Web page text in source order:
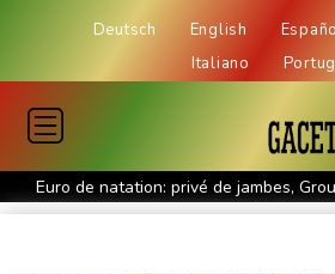
Deutsch English
Italiano
Euro de natation: privé de jambes,
WTA 1000: Sabalenka et Pegula